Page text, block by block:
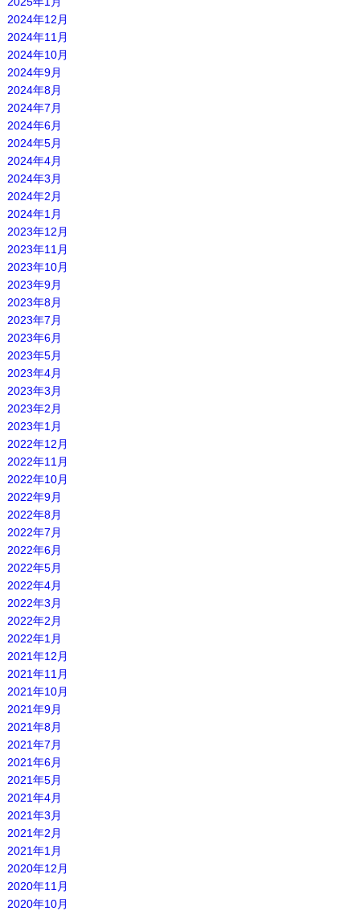
2024年12月
2024年11月
2024年10月
2024年9月
2024年8月
2024年7月
2024年6月
2024年5月
2024年4月
2024年3月
2024年2月
2024年1月
2023年12月
2023年11月
2023年10月
2023年9月
2023年8月
2023年7月
2023年6月
2023年5月
2023年4月
2023年3月
2023年2月
2023年1月
2022年12月
2022年11月
2022年10月
2022年9月
2022年8月
2022年7月
2022年6月
2022年5月
2022年4月
2022年3月
2022年2月
2022年1月
2021年12月
2021年11月
2021年10月
2021年9月
2021年8月
2021年7月
2021年6月
2021年5月
2021年4月
2021年3月
2021年2月
2021年1月
2020年12月
2020年11月
2020年10月